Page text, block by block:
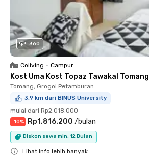
360
Coliving • Campur
Kost Uma Kost Topaz Tawakal Tomang
Tomang, Grogol Petamburan
3.9 km dari BINUS University
mulai dari Rp2.018.000
-10% Rp1.816.200 /bulan
Diskon sewa min. 12 Bulan
Lihat info lebih banyak